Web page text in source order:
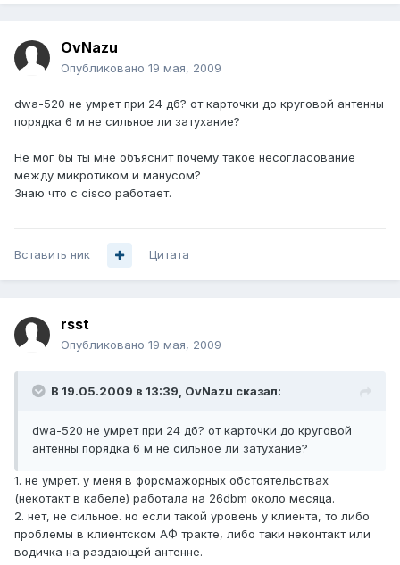
OvNazu
Опубликовано 19 мая, 2009
dwa-520 не умрет при 24 дб? от карточки до круговой антенны
порядка 6 м не сильное ли затухание?
Не мог бы ты мне объяснит почему такое несогласование
между микротиком и манусом?
Знаю что с cisco работает.
Вставить ник Цитата
rsst
Опубликовано 19 мая, 2009
В 19.05.2009 в 13:39, OvNazu сказал:
dwa-520 не умрет при 24 дб? от карточки до круговой
антенны порядка 6 м не сильное ли затухание?
1. не умрет. у меня в форсмажорных обстоятельствах
(некотакт в кабеле) работала на 26dbm около месяца.
2. нет, не сильное. но если такой уровень у клиента, то либо
проблемы в клиентском АФ тракте, либо таки неконтакт или
водичка на раздающей антенне.